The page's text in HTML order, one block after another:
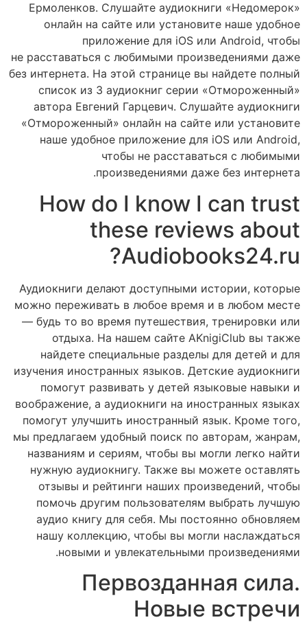
Ермоленков. Слушайте аудиокниги «Недомерок»
онлайн на сайте или установите наше удобное
приложение для iOS или Android, чтобы
не расставаться с любимыми произведениями даже
без интернета. На этой странице вы найдете полный
список из 3 аудиокниг серии «Отмороженный»
автора Евгений Гарцевич. Слушайте аудиокниги
«Отмороженный» онлайн на сайте или установите
наше удобное приложение для iOS или Android,
чтобы не расставаться с любимыми
произведениями даже без интернета.
How do I know I can trust
these reviews about
Audiobooks24.ru?
Аудиокниги делают доступными истории, которые
можно переживать в любое время и в любом месте
— будь то во время путешествия, тренировки или
отдыха. На нашем сайте AKnigiClub вы также
найдете специальные разделы для детей и для
изучения иностранных языков. Детские аудиокниги
помогут развивать у детей языковые навыки и
воображение, а аудиокниги на иностранных языках
помогут улучшить иностранный язык. Кроме того,
мы предлагаем удобный поиск по авторам, жанрам,
названиям и сериям, чтобы вы могли легко найти
нужную аудиокнигу. Также вы можете оставлять
отзывы и рейтинги наших произведений, чтобы
помочь другим пользователям выбрать лучшую
аудио книгу для себя. Мы постоянно обновляем
нашу коллекцию, чтобы вы могли наслаждаться
новыми и увлекательными произведениями.
Первозданная сила.
Новые встречи